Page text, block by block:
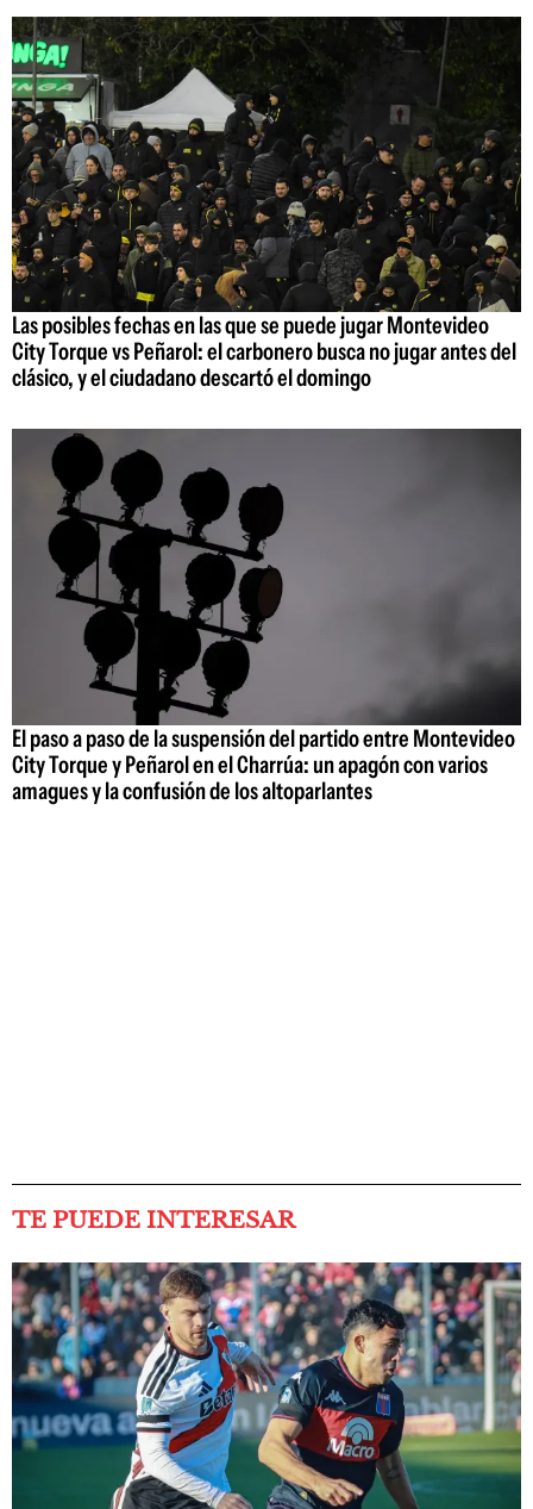
Las posibles fechas en las que se puede jugar Montevideo
City Torque vs Peñarol: el carbonero busca no jugar antes del
clásico, y el ciudadano descartó el domingo
El paso a paso de la suspensión del partido entre Montevideo
City Torque y Peñarol en el Charrúa: un apagón con varios
amagues y la confusión de los altoparlantes
TE PUEDE INTERESAR